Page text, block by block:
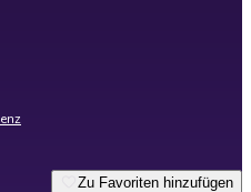
Zu Favoriten hinzufügen